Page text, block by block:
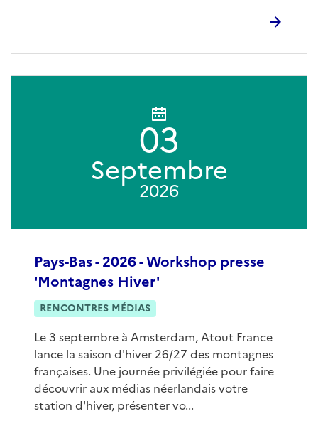
Pays-Bas - 2026 - Workshop presse
'Montagnes Hiver'
RENCONTRES MÉDIAS
Le 3 septembre à Amsterdam, Atout France
lance la saison d'hiver 26/27 des montagnes
françaises. Une journée privilégiée pour faire
découvrir aux médias néerlandais votre
station d'hiver, présenter vo...
03
Septembre
2026